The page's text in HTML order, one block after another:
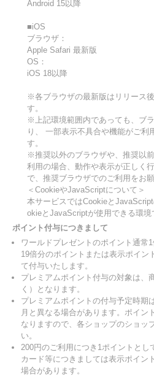
Android 15以降
■iOS
ブラウザ：
Apple Safari 最新版
OS：
iOS 18以降
※各ブラウザの最新版はリリース
す。
※上記環境範囲内であっても、ブ
り、 一部表示不具合や機能がご利
す。
※推奨以外のブラウザや、推奨以
利用の場合、動作や表示が正しく
で、推奨ブラウザでのご利用をお
＜CookieやJavaScriptについて＞
本サービスではCookieと
okieとJavaScriptが使用できる環境
ポイント付与につきまして
ワールドプレゼントのポイント通常
19倍分のポイントまたは表示ポイン
て付与いたします。
プレミアムポイント付与の対象は、
く）となります。
プレミアムポイントの付与予定時期
月と異なる場合があります。ポイン
なりますので、各ショップのショッ
い。
200円のご利用につき1ポイントとし
カード等につきましては表示ポイン
場合があります。